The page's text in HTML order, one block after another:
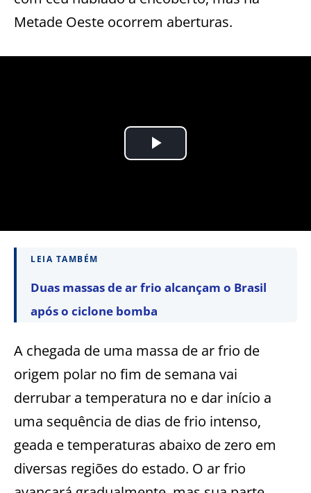
Metade Oeste ocorrem aberturas.
LEIA TAMBÉM
Duas massas de ar frio alcançam o Brasil
após o ciclone bomba
A chegada de uma massa de ar frio de
origem polar no fim de semana vai
derrubar a temperatura no e dar início a
uma sequência de dias de frio intenso,
geada e temperaturas abaixo de zero em
diversas regiões do estado. O ar frio